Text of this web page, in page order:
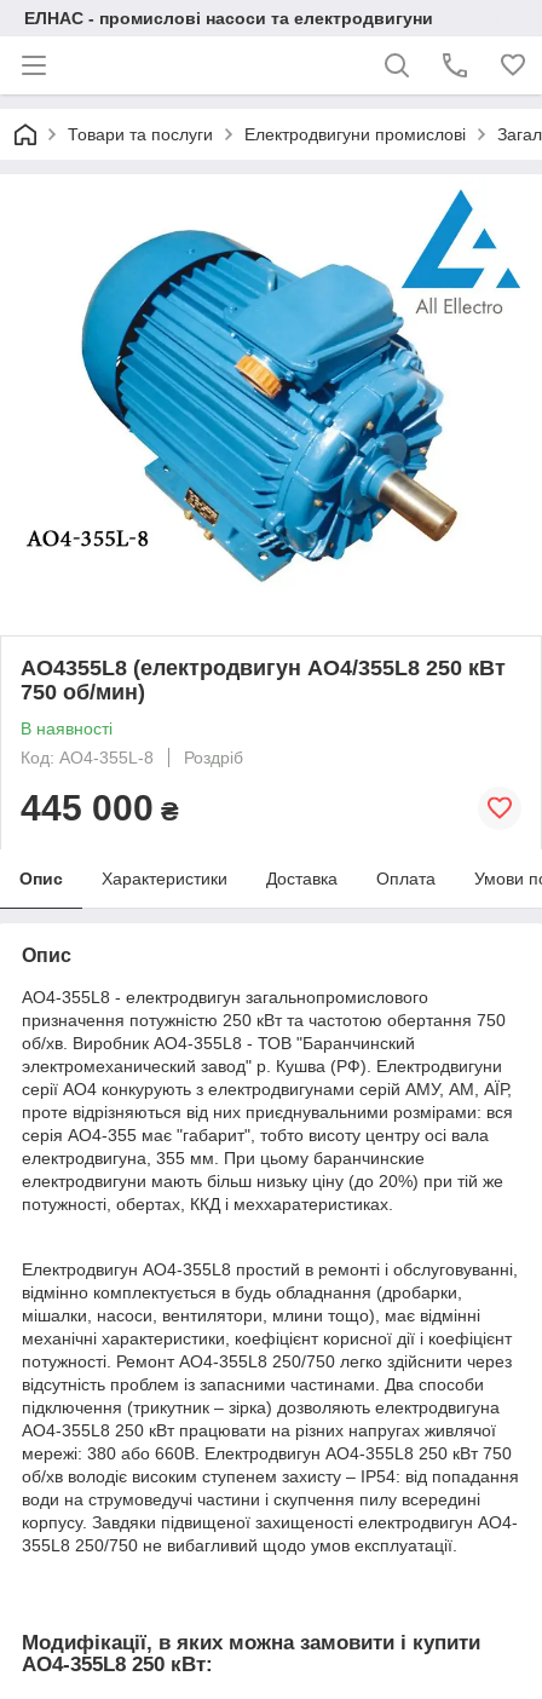
ЕЛНАС - промислові насоси та електродвигуни
Товари та послуги Електродвигуни промислові
АО4355L8 (електродвигун АО4/355L8 250 кВт
750 об/мин)
В наявності
Код: АО4-355L-8
Роздріб
445 000 ₴
Опис Характеристики Доставка Оплата Умови
Опис
АО4-355L8 - електродвигун загальнопромислового
призначення потужністю 250 кВт та частотою обертання 750
об/хв. Виробник АО4-355L8 - ТОВ "Баранчинский
электромеханический завод" р. Кушва (РФ). Електродвигуни
серії АО4 конкурують з електродвигунами серій АМУ, АМ, АЇР,
проте відрізняються від них приєднувальними розмірами: вся
серія АО4-355 має "габарит", тобто висоту центру осі вала
електродвигуна, 355 мм. При цьому баранчинские
електродвигуни мають більш низьку ціну (до 20%) при тій же
потужності, обертах, ККД і меххаратеристиках.
Електродвигун АО4-355L8 простий в ремонті і обслуговуванні,
відмінно комплектується в будь обладнання (дробарки,
мішалки, насоси, вентилятори, млини тощо), має відмінні
механічні характеристики, коефіцієнт корисної дії і коефіцієнт
потужності. Ремонт АО4-355L8 250/750 легко здійснити через
відсутність проблем із запасними частинами. Два способи
підключення (трикутник – зірка) дозволяють електродвигуна
АО4-355L8 250 кВт працювати на різних напругах живлячої
мережі: 380 або 660В. Електродвигун АО4-355L8 250 кВт 750
об/хв володіє високим ступенем захисту – IP54: від попадання
води на струмоведучі частини і скупчення пилу всередині
корпусу. Завдяки підвищеної захищеності електродвигун АО4-
355L8 250/750 не вибагливий щодо умов експлуатації.
Модифікації, в яких можна замовити і купити
АО4-355L8 250 кВт: